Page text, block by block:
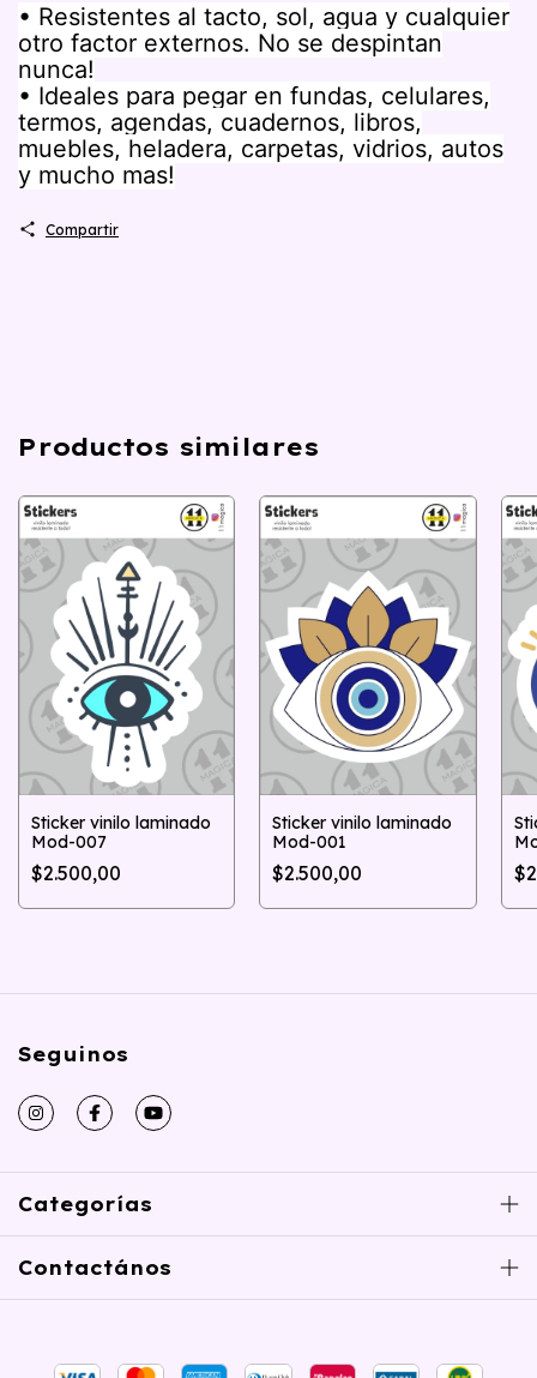
• Resistentes al tacto, sol, agua y cualquier
otro factor externos. No se despintan
nunca!
• Ideales para pegar en fundas, celulares,
termos, agendas, cuadernos, libros,
muebles, heladera, carpetas, vidrios, autos
y mucho mas!
Compartir
Productos similares
Sticker vinilo laminado
Mod-007
$2.500,00
Sticker vinilo laminado
Mod-001
$2.500,00
Seguinos
Categorías
Contactános